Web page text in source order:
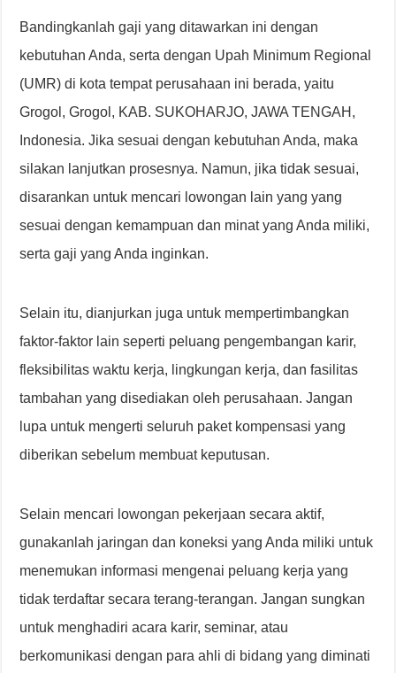
Bandingkanlah gaji yang ditawarkan ini dengan
kebutuhan Anda, serta dengan Upah Minimum Regional
(UMR) di kota tempat perusahaan ini berada, yaitu
Grogol, Grogol, KAB. SUKOHARJO, JAWA TENGAH,
Indonesia. Jika sesuai dengan kebutuhan Anda, maka
silakan lanjutkan prosesnya. Namun, jika tidak sesuai,
disarankan untuk mencari lowongan lain yang yang
sesuai dengan kemampuan dan minat yang Anda miliki,
serta gaji yang Anda inginkan.
Selain itu, dianjurkan juga untuk mempertimbangkan
faktor-faktor lain seperti peluang pengembangan karir,
fleksibilitas waktu kerja, lingkungan kerja, dan fasilitas
tambahan yang disediakan oleh perusahaan. Jangan
lupa untuk mengerti seluruh paket kompensasi yang
diberikan sebelum membuat keputusan.
Selain mencari lowongan pekerjaan secara aktif,
gunakanlah jaringan dan koneksi yang Anda miliki untuk
menemukan informasi mengenai peluang kerja yang
tidak terdaftar secara terang-terangan. Jangan sungkan
untuk menghadiri acara karir, seminar, atau
berkomunikasi dengan para ahli di bidang yang diminati